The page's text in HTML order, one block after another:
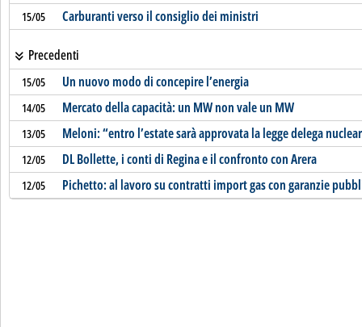
15/05 Carburanti verso il consiglio dei ministri
Precedenti
15/05 Un nuovo modo di concepire l’energia
14/05 Mercato della capacità: un MW non vale un MW
13/05 Meloni: “entro l’estate sarà approvata la legge delega
12/05 DL Bollette, i conti di Regina e il confronto con Arera
12/05 Pichetto: al lavoro su contratti import gas con garanzie